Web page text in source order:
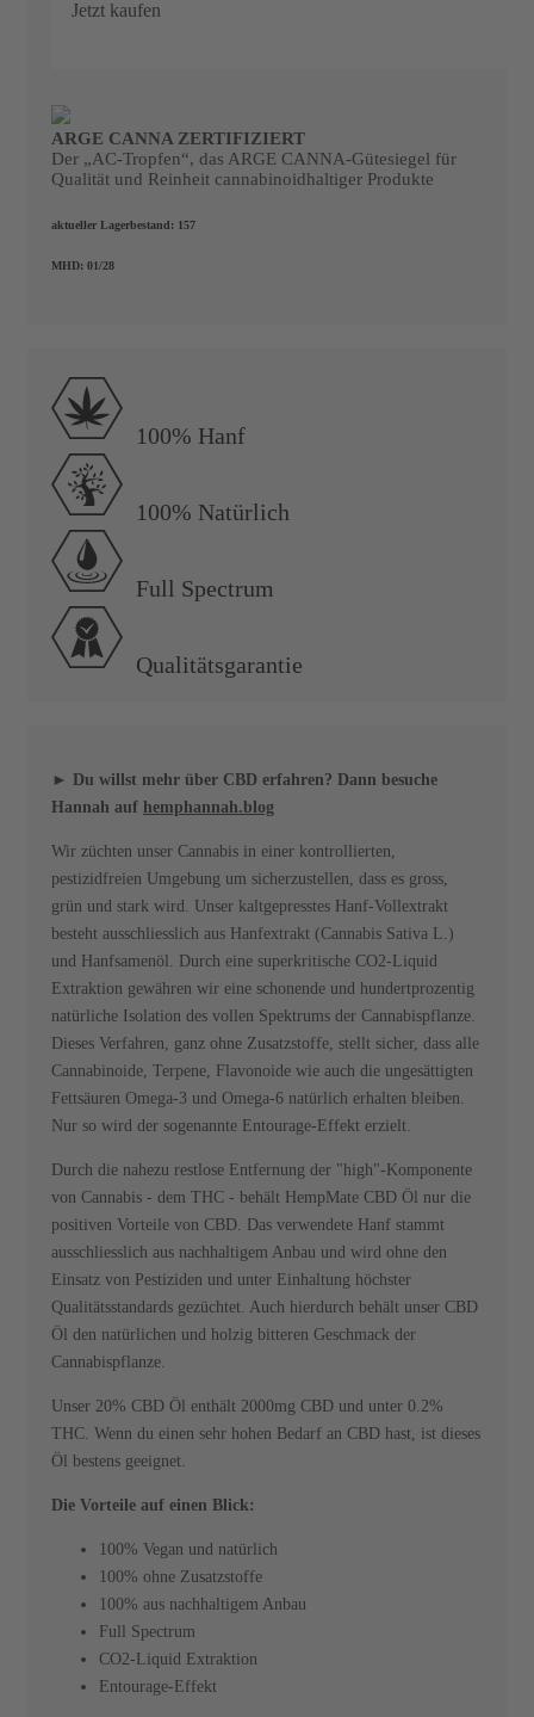
SALE
Jetzt kaufen
ARGE CANNA ZERTIFIZIERT
Der „AC-Tropfen“, das ARGE CANNA-Gütesiegel für
Qualität und Reinheit cannabinoidhaltiger Produkte
aktueller Lagerbestand: 157
MHD: 01/28
100% Hanf
100% Natürlich
Full Spectrum
Qualitätsgarantie
► Du willst mehr über CBD erfahren? Dann besuche
Hannah auf hemphannah.blog
Wir züchten unser Cannabis in einer kontrollierten,
pestizidfreien Umgebung um sicherzustellen, dass es gross,
grün und stark wird. Unser kaltgepresstes Hanf-Vollextrakt
besteht ausschliesslich aus Hanfextrakt (Cannabis Sativa L.)
und Hanfsamenöl. Durch eine superkritische CO2-Liquid
Extraktion gewähren wir eine schonende und hundertprozentig
natürliche Isolation des vollen Spektrums der Cannabispflanze.
Dieses Verfahren, ganz ohne Zusatzstoffe, stellt sicher, dass alle
Cannabinoide, Terpene, Flavonoide wie auch die ungesättigten
Fettsäuren Omega-3 und Omega-6 natürlich erhalten bleiben.
Nur so wird der sogenannte Entourage-Effekt erzielt.
Durch die nahezu restlose Entfernung der "high"-Komponente
von Cannabis - dem THC - behält HempMate CBD Öl nur die
positiven Vorteile von CBD. Das verwendete Hanf stammt
ausschliesslich aus nachhaltigem Anbau und wird ohne den
Einsatz von Pestiziden und unter Einhaltung höchster
Qualitätsstandards gezüchtet. Auch hierdurch behält unser CBD
Öl den natürlichen und holzig bitteren Geschmack der
Cannabispflanze.
Unser 20% CBD Öl enthält 2000mg CBD und unter 0.2%
THC. Wenn du einen sehr hohen Bedarf an CBD hast, ist dieses
Öl bestens geeignet.
Die Vorteile auf einen Blick:
100% Vegan und natürlich
100% ohne Zusatzstoffe
100% aus nachhaltigem Anbau
Full Spectrum
CO2-Liquid Extraktion
Entourage-Effekt